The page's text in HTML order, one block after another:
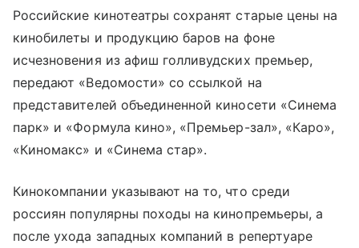
Российские кинотеатры сохранят старые цены на
кинобилеты и продукцию баров на фоне
исчезновения из афиш голливудских премьер,
передают «Ведомости» со ссылкой на
представителей объединенной киносети «Синема
парк» и «Формула кино», «Премьер-зал», «Каро»,
«Киномакс» и «Синема стар».
Кинокомпании указывают на то, что среди
россиян популярны походы на кинопремьеры, а
после ухода западных компаний в репертуаре